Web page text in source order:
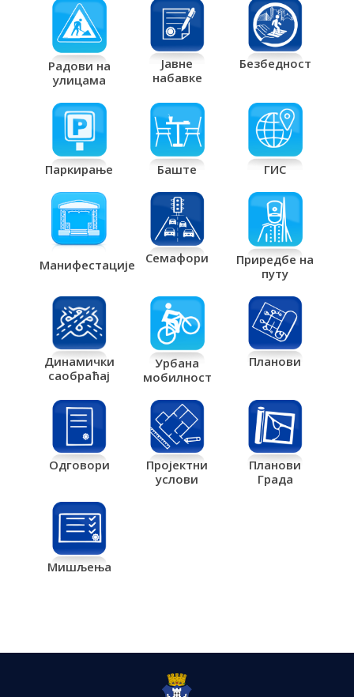
Радови на
улицама
Јавне
набавке
Безбедност
Паркирање Баште ГИС
Манифестације Семафори
Приредбе на
путу
Динамички
саобраћај
Урбана
мобилност
Планови
Одговори
Пројектни
услови
Планови
Града
Мишљења